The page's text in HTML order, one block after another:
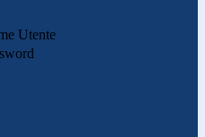
Utente